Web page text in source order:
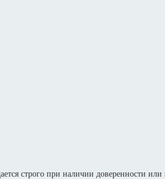
строго при наличии доверенности или